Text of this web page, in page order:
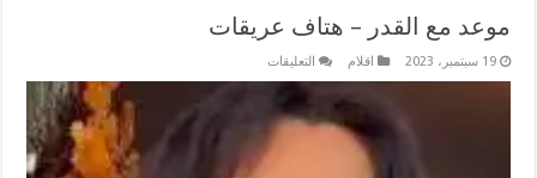
موعد مع القدر – هتاف عريقات
19 سبتمبر، 2023 اقلام التعليقات
هتاف
عريقات
مغلقة